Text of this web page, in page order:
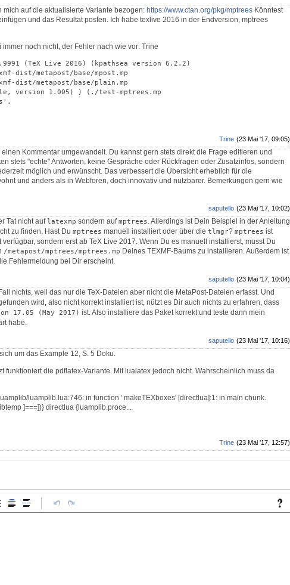
auf die aktualisierte Variante bezogen: https://www.ctan.org/pkg/mptrees Könntest
und das Resultat posten. Ich habe texlive 2016 in der Endversion, mptrees
noch nicht, der Fehler nach wie vor: Trine
(TeX Live 2016) (kpathsea version 6.2.2)
dist/metapost/base/mpost.mp
dist/metapost/base/plain.mp
version 1.005) ) (./test-mptrees.mp
(23 Mai '17, 09:05)
Trine
Kommentar umgewandelt. Du kannst gern stets direkt die Frage editieren und
stets "echte" Antworten, keine Gespräche oder Rückfragen oder Zusatzinfos, sondern
möglich und erwünscht. Das verbessert die Übersicht erheblich für die
und anders als in Webforen, doch innovativ und nutzbarer. Bemerkungen gern wie
(23 Mai '17, 10:02)
saputello
Tat nicht auf latexmp sondern aufmptrees. Allerdings ist Dein Beispiel in der Anleitung
zu finden. Hast Du mptrees manuell installiert oder über die tlmgr? mptrees ist
sondern erst ab TeX Live 2017. Wenn Du es manuell installierst, musst Du
/metapost/mptrees/mptrees.mp Deines TEXMF-Baums zu installieren. Außerdem ist
Fehlermeldung bei Dir erscheint.
(23 Mai '17, 10:04)
saputello
nichts, weil das nur die TeX-Dateien aber nicht die MetaPost-Dateien erfasst. Und
wird, also nicht korrekt installiert ist, nützt es Dir auch nichts zu erfahren, dass
17.05 (May 2017) ist. Also installiere das Paket korrekt und teste dann mein
habe.
(23 Mai '17, 10:16)
saputello
um das Example 12, S. 5 Doku.
funktioniert die pdflatex-Variante. Mit lualatex jedoch nicht. Wahrscheinlich muss da
luamplib.lua:746: in function ' makeTEXboxes' [directlua]:1: in main chunk.
]===])} directlua {luamplib.proce...
(23 Mai '17, 12:57)
Trine